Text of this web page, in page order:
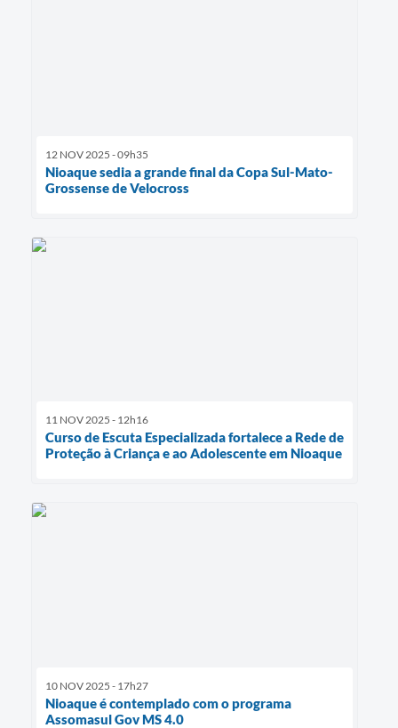
12 NOV 2025 - 09h35
Nioaque sedia a grande final da Copa Sul-Mato-
Grossense de Velocross
11 NOV 2025 - 12h16
Curso de Escuta Especializada fortalece a Rede de
Proteção à Criança e ao Adolescente em Nioaque
10 NOV 2025 - 17h27
Nioaque é contemplado com o programa
Assomasul Gov MS 4.0